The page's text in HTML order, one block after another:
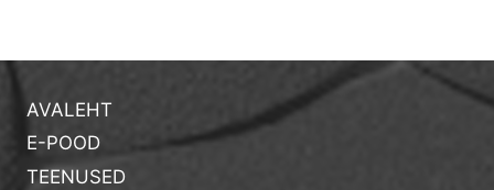
AVALEHT
E-POOD
TEENUSED